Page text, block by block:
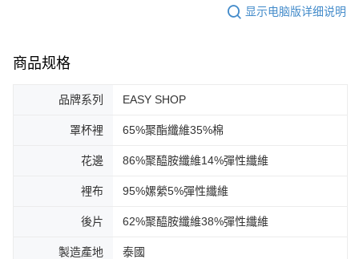
显示电脑版详细说明
商品规格
品牌系列 EASY SHOP
罩杯裡 65%聚酯纖維35%棉
花邊 86%聚醯胺纖維14%彈性纖維
裡布 95%嫘縈5%彈性纖維
後片 62%聚醯胺纖維38%彈性纖維
製造產地 泰國